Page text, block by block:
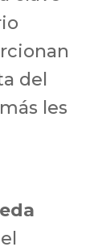
del
les